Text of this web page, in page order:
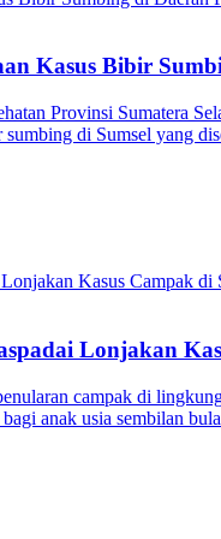
Kasus Bibir
Provinsi Sumatera
di Sumsel yang
Lonjakan
campak di
anak usia sembilan